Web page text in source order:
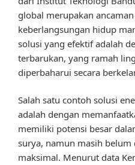
global merupakan
keberlangsungan hidup
solusi yang efektif adalah
terbarukan, yang ramah
diperbaharui secara
Salah satu contoh solusi
adalah dengan
memiliki potensi besar
surya, namun masih belum
maksimal. Menurut data